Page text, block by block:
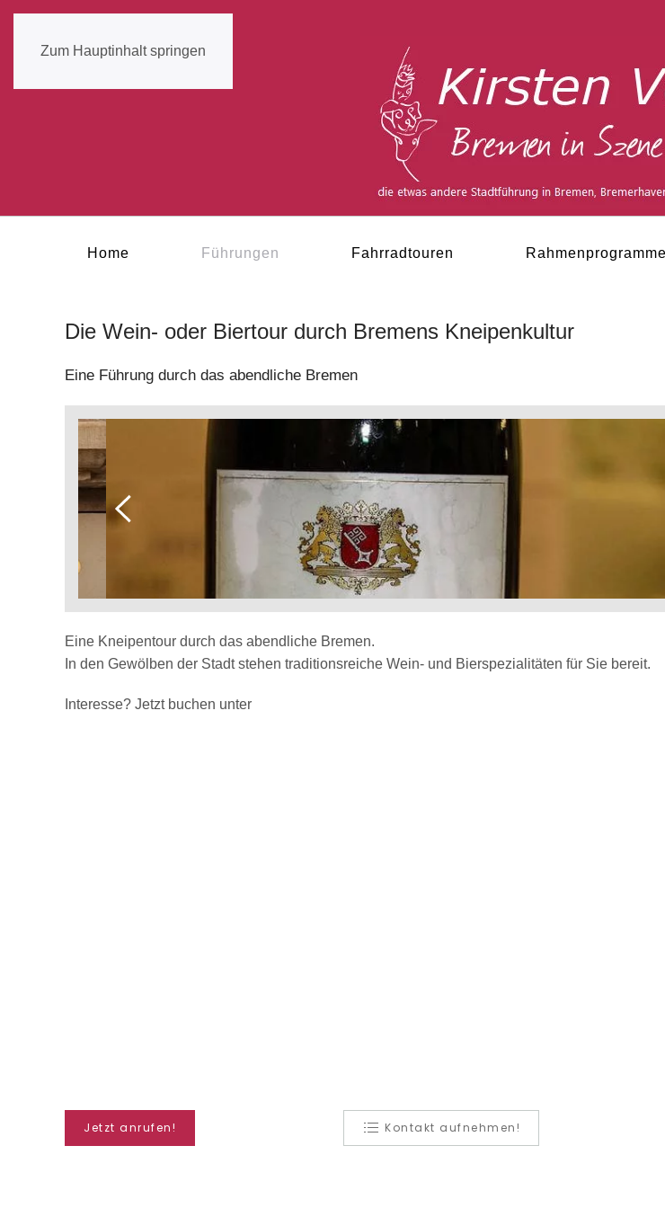
Zum Hauptinhalt springen
Home Führungen Fahrradtouren Rahmenprogramme
Die Wein- oder Biertour durch Bremens Kneipenkultur
Eine Führung durch das abendliche Bremen
Eine Kneipentour durch das abendliche Bremen.
In den Gewölben der Stadt stehen traditionsreiche Wein- und Bierspezialitäten für Sie bereit.
Interesse? Jetzt buchen unter
Jetzt anrufen! Kontakt aufnehmen!